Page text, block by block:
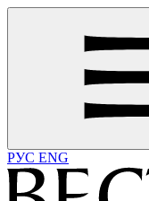
РУС ENG